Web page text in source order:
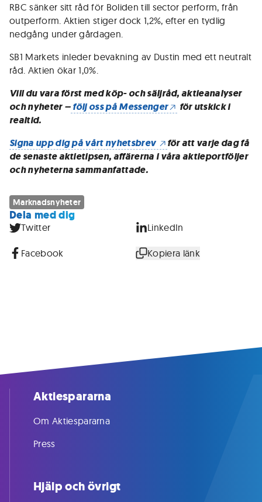
RBC sänker sitt råd för Boliden till sector perform, från
outperform. Aktien stiger dock 1,2%, efter en tydlig
nedgång under gårdagen.
SB1 Markets inleder bevakning av Dustin med ett neutralt
råd. Aktien ökar 1,0%.
Vill du vara först med köp- och säljråd, aktieanalyser
och nyheter –följ oss på Messenger
för utskick i
realtid.
Signa upp dig på vårt nyhetsbrev
för att varje dag få
de senaste aktietipsen, affärerna i våra aktieportföljer
och nyheterna sammanfattade.
Marknadsnyheter
Dela med dig
Twitter LinkedIn
Facebook Kopiera länk
Aktiespararna
Om Aktiespararna
Press
Hjälp och övrigt